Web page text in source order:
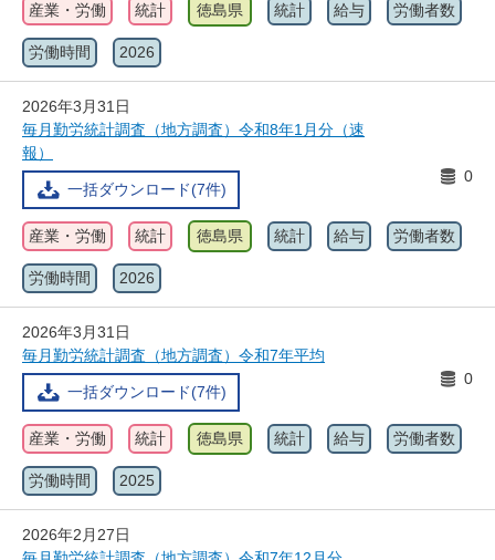
産業・労働 統計 徳島県 統計 給与 労働者数
労働時間 2026
2026年3月31日
毎月勤労統計調査（地方調査）令和8年1月分（速
報）
一括ダウンロード(7件)
0
産業・労働 統計 徳島県 統計 給与 労働者数
労働時間 2026
2026年3月31日
毎月勤労統計調査（地方調査）令和7年平均
一括ダウンロード(7件)
0
産業・労働 統計 徳島県 統計 給与 労働者数
労働時間 2025
2026年2月27日